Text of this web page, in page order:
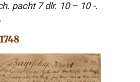
pacht 7 dlr. 10 – 10 -.